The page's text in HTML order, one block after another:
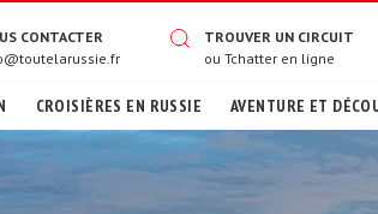
CONTACTER
TROUVER UN CIRCUIT
ou Tchatter en ligne
CROISIÈRES EN RUSSIE AVENTURE ET